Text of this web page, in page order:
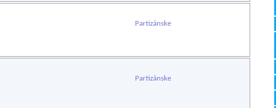
Partizánske
Partizánske